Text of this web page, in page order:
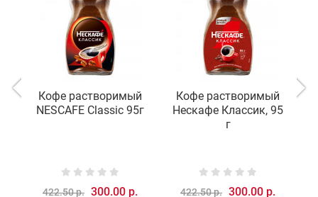
Кофе растворимый
NESCAFE Classic 95г
422.50 р. 300.00 р.
Кофе растворимый
Нескафе Классик, 95
г
422.50 р. 300.00 р.